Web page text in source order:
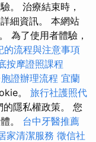
。 治療結束時，
細資訊。 本網站
為了使用者體驗，
的流程與注意事項
按摩證照課程
證辦理流程 宜蘭
。 旅行社護照代
隱私權政策。 您
。 台中牙醫推薦
家清潔服務 徵信社